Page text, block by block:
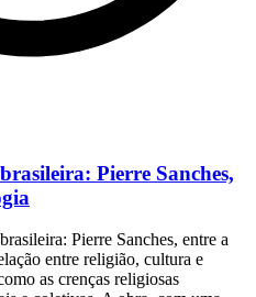
Pierre Sanches,
Pierre Sanches, entre a
entre religião, cultura e
as crenças religiosas